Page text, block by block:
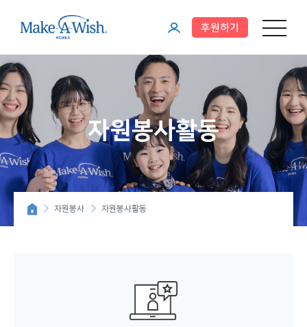
메뉴 열기
이
지
후원하기
자원봉사활동
자원봉사 자원봉사활동